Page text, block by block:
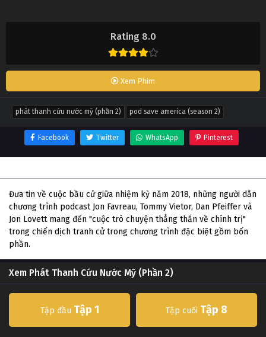
Rating 8.0
Xem Phim
phát thanh cứu nước mỹ (phần 2) pod save america (season 2)
Facebook Twitter WhatsApp Pinterest
Đưa tin về cuộc bầu cử giữa nhiệm kỳ năm 2018, những người dẫn
chương trình podcast Jon Favreau, Tommy Vietor, Dan Pfeiffer và
Jon Lovett mang đến "cuộc trò chuyện thẳng thắn về chính trị"
trong chiến dịch tranh cử trong chương trình đặc biệt gồm bốn
phần.
Xem Phát Thanh Cứu Nước Mỹ (Phần 2)
Tập đầu Tập 1 Tập cuối Tập 8